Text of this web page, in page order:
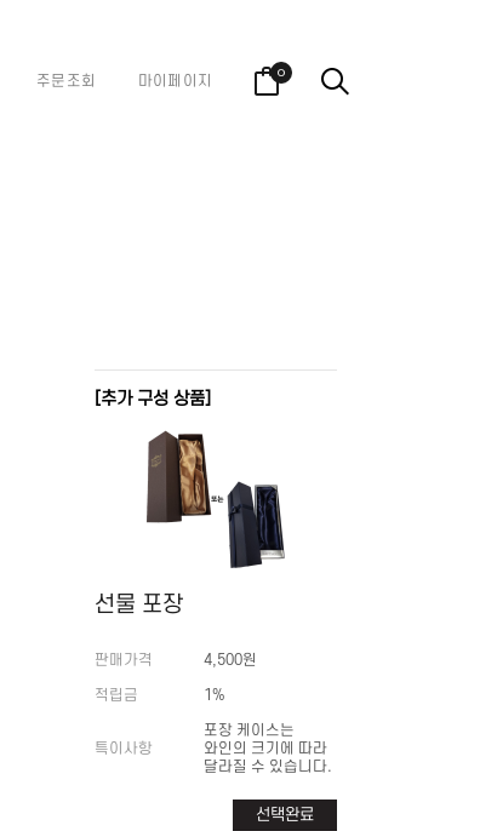
주문조회 마이페이지 0
[추가 구성 상품]
선물 포장
판매가격 4,500원
적립금 1%
특이사항
포장 케이스는
와인의 크기에 따라
달라질 수 있습니다.
선택완료